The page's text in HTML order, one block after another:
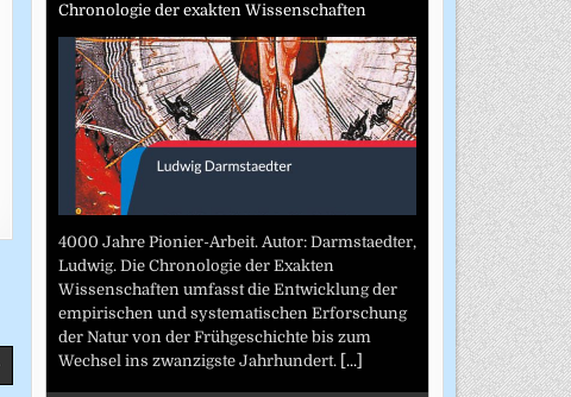
Chronologie der exakten Wissenschaften
4000 Jahre Pionier-Arbeit. Autor: Darmstaedter,
Ludwig. Die Chronologie der Exakten
Wissenschaften umfasst die Entwicklung der
empirischen und systematischen Erforschung
der Natur von der Frühgeschichte bis zum
Wechsel ins zwanzigste Jahrhundert. [...]